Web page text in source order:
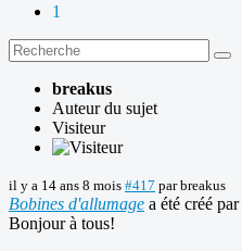
1
breakus
Auteur du sujet
Visiteur
il y a 14 ans 8 mois #417 parbreakus
Bobines d'allumage a été créé par
Bonjour à tous!